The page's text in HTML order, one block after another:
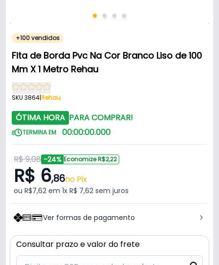
+100 vendidos
Fita de Borda Pvc Na Cor Branco Liso de 100
Mm X 1 Metro Rehau
SKU 3864|Rehau
ÓTIMA HORA PARA COMPRAR!
TERMINA EM 00:00:00.000
R$ 9,08 -24% Economize R$2,22
R$ 6,86no Pix
ou R$7,62 em 1x R$ 7,62 sem juros
Ver formas de pagamento
Consultar prazo e valor do frete